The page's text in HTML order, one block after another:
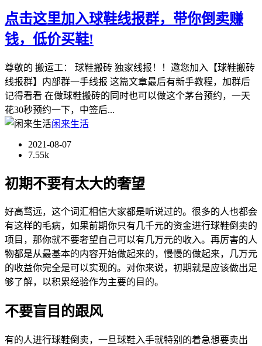
点击这里加入球鞋线报群，带你倒卖赚
钱，低价买鞋!
尊敬的 搬运工： 球鞋搬砖 独家线报！！邀您加入【球鞋搬砖
线报群】内部群一手线报 这篇文章最后有新手教程，加群后
记得看看 在做球鞋搬砖的同时也可以做这个茅台预约，一天
花30秒预约一下，中签后...
闲来生活
2021-08-07
7.55k
初期不要有太大的奢望
好高骛远，这个词汇相信大家都是听说过的。很多的人也都会
有这样的毛病，如果前期你只有几千元的资金进行球鞋倒卖的
项目，那你就不要奢望自己可以有几万元的收入。再厉害的人
物都是从最基本的内容开始做起来的，慢慢的做起来，几万元
的收益你完全是可以实现的。对你来说，初期就是应该做出足
够了解，以积累经验作为主要的目的。
不要盲目的跟风
有的人进行球鞋倒卖，一旦球鞋入手就特别的着急想要卖出